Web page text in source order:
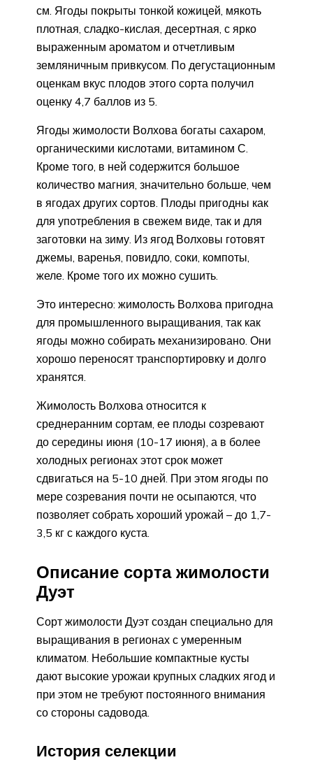
см. Ягоды покрыты тонкой кожицей, мякоть
плотная, сладко-кислая, десертная, с ярко
выраженным ароматом и отчетливым
земляничным привкусом. По дегустационным
оценкам вкус плодов этого сорта получил
оценку 4,7 баллов из 5.
Ягоды жимолости Волхова богаты сахаром,
органическими кислотами, витамином С.
Кроме того, в ней содержится большое
количество магния, значительно больше, чем
в ягодах других сортов. Плоды пригодны как
для употребления в свежем виде, так и для
заготовки на зиму. Из ягод Волховы готовят
джемы, варенья, повидло, соки, компоты,
желе. Кроме того их можно сушить.
Это интересно: жимолость Волхова пригодна
для промышленного выращивания, так как
ягоды можно собирать механизировано. Они
хорошо переносят транспортировку и долго
хранятся.
Жимолость Волхова относится к
среднеранним сортам, ее плоды созревают
до середины июня (10-17 июня), а в более
холодных регионах этот срок может
сдвигаться на 5-10 дней. При этом ягоды по
мере созревания почти не осыпаются, что
позволяет собрать хороший урожай – до 1,7-
3,5 кг с каждого куста.
Описание сорта жимолости
Дуэт
Сорт жимолости Дуэт создан специально для
выращивания в регионах с умеренным
климатом. Небольшие компактные кусты
дают высокие урожаи крупных сладких ягод и
при этом не требуют постоянного внимания
со стороны садовода.
История селекции